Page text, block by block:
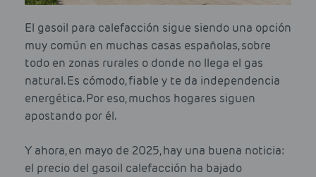
El gasoil para calefacción sigue siendo una opción
muy común en muchas casas españolas, sobre
todo en zonas rurales o donde no llega el gas
natural. Es cómodo, fiable y te da independencia
energética. Por eso, muchos hogares siguen
apostando por él.
Y ahora, en mayo de 2025, hay una buena noticia:
el precio del gasoil calefacción ha bajado